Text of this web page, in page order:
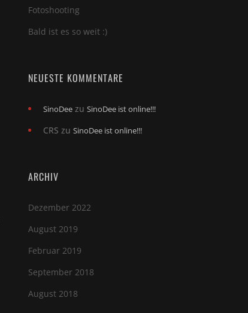
Fotoshooting
Bald ist es so weit :)
NEUESTE KOMMENTARE
SinoDee zu SinoDee ist online!!!
CRS zu SinoDee ist online!!!
ARCHIV
Dezember 2022
August 2019
Februar 2019
September 2018
August 2018